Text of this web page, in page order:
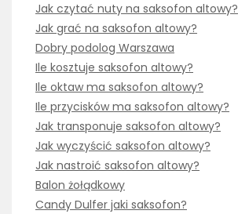
Jak czytać nuty na saksofon altowy?
Jak grać na saksofon altowy?
Dobry podolog Warszawa
Ile kosztuje saksofon altowy?
Ile oktaw ma saksofon altowy?
Ile przycisków ma saksofon altowy?
Jak transponuje saksofon altowy?
Jak wyczyścić saksofon altowy?
Jak nastroić saksofon altowy?
Balon żołądkowy
Candy Dulfer jaki saksofon?